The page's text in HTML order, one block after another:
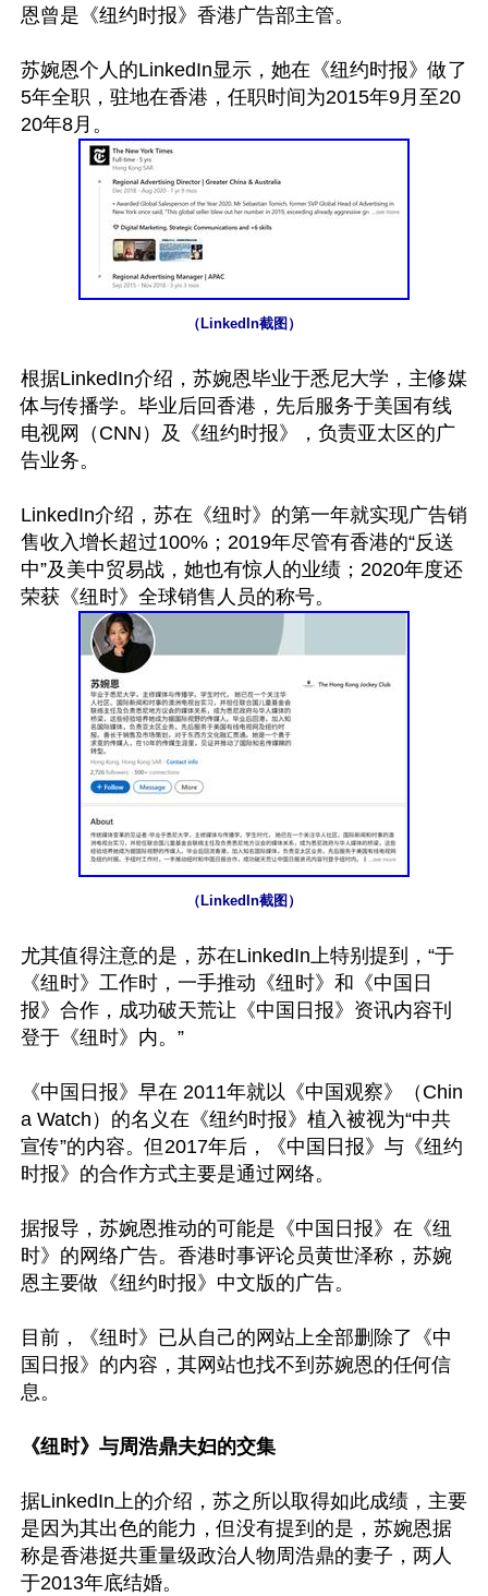
恩曾是《纽约时报》香港广告部主管。
苏婉恩个人的LinkedIn显示，她在《纽约时报》做了
5年全职，驻地在香港，任职时间为2015年9月至20
（LinkedIn截图）
根据LinkedIn介绍，苏婉恩毕业于悉尼大学，主修媒
体与传播学。毕业后回香港，先后服务于美国有线
电视网（CNN）及《纽约时报》，负责亚太区的广
告业务。
LinkedIn介绍，苏在《纽时》的第一年就实现广告销
售收入增长超过100%；2019年尽管有香港的“反送
中”及美中贸易战，她也有惊人的业绩；2020年度还
（LinkedIn截图）
尤其值得注意的是，苏在LinkedIn上特别提到，“于
《纽时》工作时，一手推动《纽时》和《中国日
报》合作，成功破天荒让《中国日报》资讯内容刊
登于《纽时》内。”
《中国日报》早在 2011年就以《中国观察》（Chin
a Watch）的名义在《纽约时报》植入被视为“中共
宣传”的内容。但2017年后，《中国日报》与《纽约
时报》的合作方式主要是通过网络。
据报导，苏婉恩推动的可能是《中国日报》在《纽
时》的网络广告。香港时事评论员黄世泽称，苏婉
恩主要做《纽约时报》中文版的广告。
目前，《纽时》已从自己的网站上全部删除了《中
国日报》的内容，其网站也找不到苏婉恩的任何信
息。
《纽时》与周浩鼎夫妇的交集
据LinkedIn上的介绍，苏之所以取得如此成绩，主要
是因为其出色的能力，但没有提到的是，苏婉恩据
称是香港挺共重量级政治人物周浩鼎的妻子，两人
于2013年底结婚。